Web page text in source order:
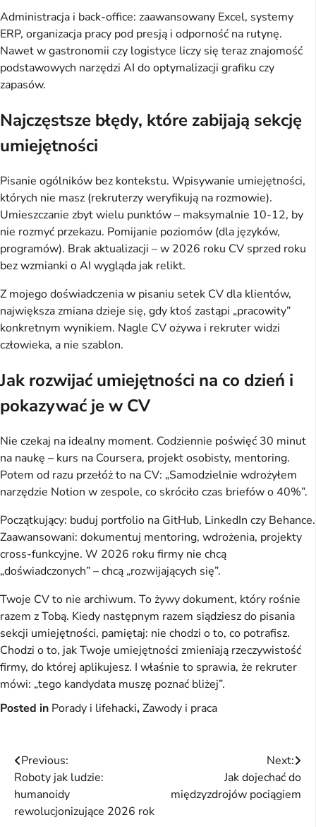
Administracja i back-office: zaawansowany Excel, systemy
ERP, organizacja pracy pod presją i odporność na rutynę.
Nawet w gastronomii czy logistyce liczy się teraz znajomość
podstawowych narzędzi AI do optymalizacji grafiku czy
zapasów.
Najczęstsze błędy, które zabijają sekcję
umiejętności
Pisanie ogólników bez kontekstu. Wpisywanie umiejętności,
których nie masz (rekruterzy weryfikują na rozmowie).
Umieszczanie zbyt wielu punktów – maksymalnie 10-12, by
nie rozmyć przekazu. Pomijanie poziomów (dla języków,
programów). Brak aktualizacji – w 2026 roku CV sprzed roku
bez wzmianki o AI wygląda jak relikt.
Z mojego doświadczenia w pisaniu setek CV dla klientów,
największa zmiana dzieje się, gdy ktoś zastąpi „pracowity”
konkretnym wynikiem. Nagle CV ożywa i rekruter widzi
człowieka, a nie szablon.
Jak rozwijać umiejętności na co dzień i
pokazywać je w CV
Nie czekaj na idealny moment. Codziennie poświęć 30 minut
na naukę – kurs na Coursera, projekt osobisty, mentoring.
Potem od razu przełóż to na CV: „Samodzielnie wdrożyłem
narzędzie Notion w zespole, co skróciło czas briefów o 40%”.
Początkujący: buduj portfolio na GitHub, LinkedIn czy Behance.
Zaawansowani: dokumentuj mentoring, wdrożenia, projekty
cross-funkcyjne. W 2026 roku firmy nie chcą
„doświadczonych” – chcą „rozwijających się”.
Twoje CV to nie archiwum. To żywy dokument, który rośnie
razem z Tobą. Kiedy następnym razem siądziesz do pisania
sekcji umiejętności, pamiętaj: nie chodzi o to, co potrafisz.
Chodzi o to, jak Twoje umiejętności zmieniają rzeczywistość
firmy, do której aplikujesz. I właśnie to sprawia, że rekruter
mówi: „tego kandydata muszę poznać bliżej”.
Posted in Porady i lifehacki,Zawody i praca
Nawigacja
wpisu
Previous:
Roboty jak ludzie:
humanoidy
rewolucjonizujące 2026 rok
Next:
Jak dojechać do
międzyzdrojów pociągiem